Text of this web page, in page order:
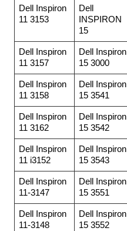
Dell Inspiron
11 3153
Dell
INSPIRON
15
Dell Inspiron
11 3157
Dell Inspiron
15 3000
Dell Inspiron
11 3158
Dell Inspiron
15 3541
Dell Inspiron
11 3162
Dell Inspiron
15 3542
Dell Inspiron
11 i3152
Dell Inspiron
15 3543
Dell Inspiron
11-3147
Dell Inspiron
15 3551
Dell Inspiron
11-3148
Dell Inspiron
15 3552